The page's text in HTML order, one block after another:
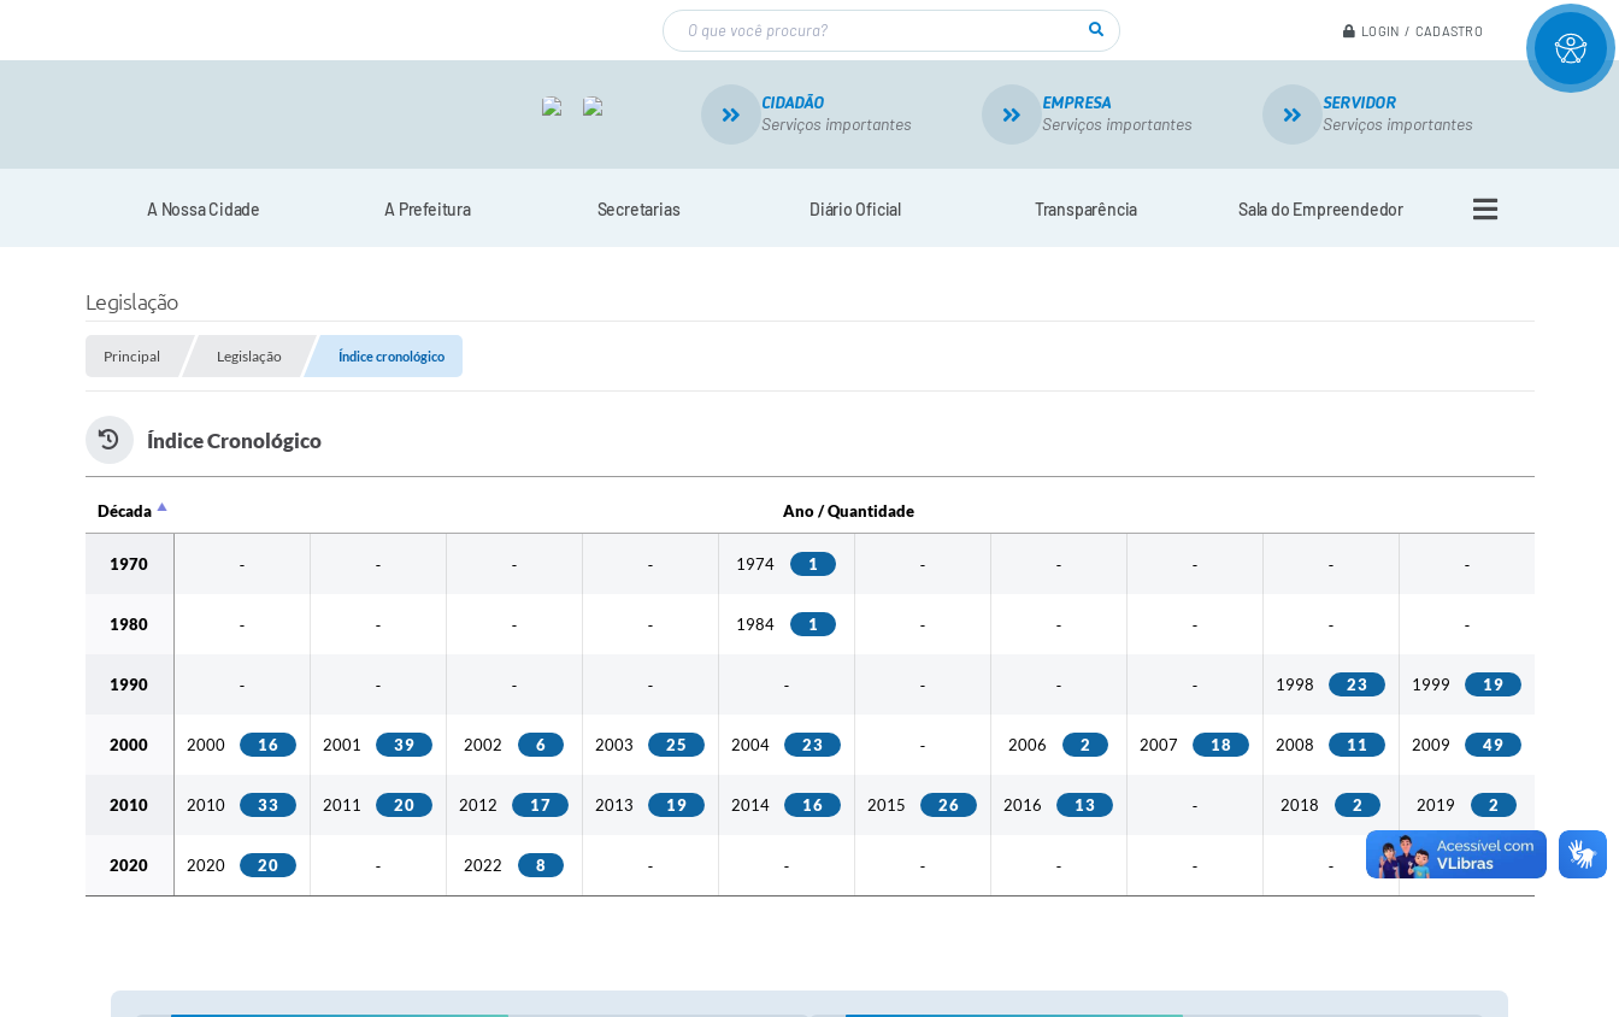
LOGIN / CADASTRO
CIDADÃO
Serviços importantes
EMPRESA
Serviços importantes
SERVIDOR
Serviços importantes
A Nossa Cidade A Prefeitura Secretarias Diário Oficial Transparência Sala do Empreendedor
Legislação
Principal Legislação Índice cronológico
Índice Cronológico
Década
Ano / Quantidade
1970
- - - - 1974 1 - - - - -
1980 - - - - 1984 1 - - - - -
1990 - - - - - - - - 1998 23 1999 19
2000 2000 16 2001 39 2002 6 2003 25 2004 23 - 2006 2 2007 18 2008 11 2009 49
2010 2010 33 2011 20 2012 17 2013 19 2014 16 2015 26 2016 13 - 2018 2 2019 2
2020 2020 20 - 2022 8 - - - - - - -